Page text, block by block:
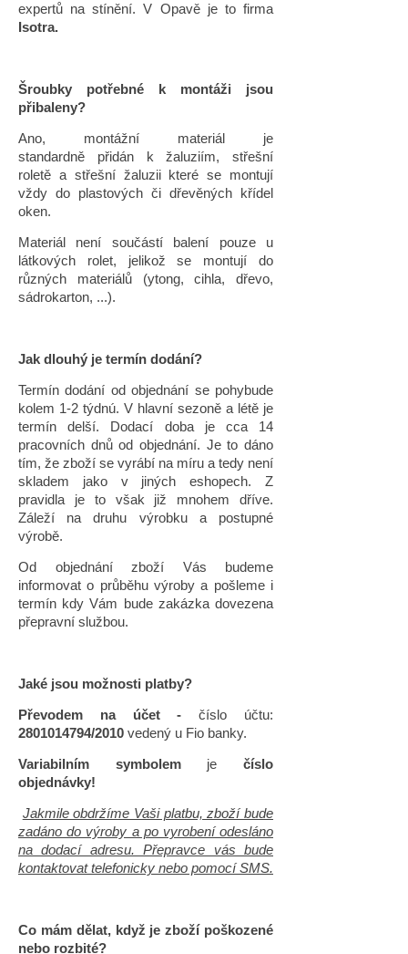
expertů na stínění. V Opavě je to firma
Isotra.
Šroubky potřebné k montáži jsou
přibaleny?
Ano, montážní materiál je
standardně přidán k žaluziím, střešní
roletě a střešní žaluzii které se montují
vždy do plastových či dřevěných křídel
oken.
Materiál není součástí balení pouze u
látkových rolet, jelikož se montují do
různých materiálů (ytong, cihla, dřevo,
sádrokarton, ...).
Jak dlouhý je termín dodání?
Termín dodání od objednání se pohybude
kolem 1-2 týdnú. V hlavní sezoně a létě je
termín delší. Dodací doba je cca 14
pracovních dnů od objednání. Je to dáno
tím, že zboží se vyrábí na míru a tedy není
skladem jako v jiných eshopech. Z
pravidla je to však již mnohem dříve.
Záleží na druhu výrobku a postupné
výrobě.
Od objednání zboží Vás budeme
informovat o průběhu výroby a pošleme i
termín kdy Vám bude zakázka dovezena
přepravní službou.
Jaké jsou možnosti platby?
Převodem na účet -číslo účtu:
2801014794/2010 vedený u Fio banky.
Variabilním symbolemje číslo
objednávky!
Jakmile obdržíme Vaši platbu, zboží bude
zadáno do výroby a po vyrobení odesláno
na dodací adresu. Přepravce vás bude
kontaktovat telefonicky nebo pomocí SMS.
Co mám dělat, když je zboží poškozené
nebo rozbité?